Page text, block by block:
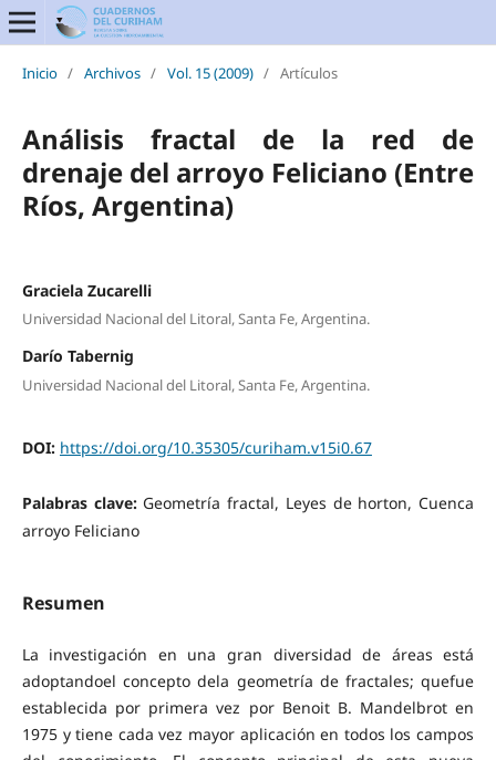
Inicio / Archivos / Vol. 15 (2009) / Artículos
Análisis fractal de la red de
drenaje del arroyo Feliciano (Entre
Ríos, Argentina)
Graciela Zucarelli
Universidad Nacional del Litoral, Santa Fe, Argentina.
Darío Tabernig
Universidad Nacional del Litoral, Santa Fe, Argentina.
DOI: https://doi.org/10.35305/curiham.v15i0.67
Palabras clave: Geometría fractal, Leyes de horton, Cuenca
arroyo Feliciano
Resumen
La investigación en una gran diversidad de áreas está
adoptandoel concepto dela geometría de fractales; quefue
establecida por primera vez por Benoit B. Mandelbrot en
1975 y tiene cada vez mayor aplicación en todos los campos